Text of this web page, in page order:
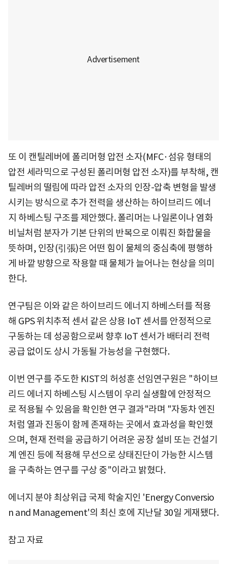
또 이 캔틸레버에 폴리머형 압전 소자(MFC·섬유 형태의
압전 세라믹으로 구성된 폴리머형 압전 소자)를 부착해, 캔
틸레버의 떨림에 따라 압전 소자의 인장-압축 변형을 발생
시키는 방식으로 추가 전력을 생산하는 하이브리드 에너
지 하베스팅 구조를 제안했다. 폴리머는 나일론이나 염화
비닐처럼 분자가 기본 단위의 반복으로 이뤄진 화합물을
뜻하며, 인장(引張)은 어떤 힘이 물체의 중심축에 평행하
게 바깥 방향으로 작용할 때 물체가 늘어나는 현상을 의미
한다.
연구팀은 이와 같은 하이브리드 에너지 하베스터를 적용
해 GPS 위치추적 센서 같은 상용 IoT 센서를 안정적으로
구동하는 데 성공함으로써 향후 IoT 센서가 배터리 전력
공급 없이도 상시 가동될 가능성을 구현했다.
이번 연구를 주도한 KIST의 허성훈 선임연구원은 "하이브
리드 에너지 하베스팅 시스템이 우리 실생활에 안정적으
로 적용될 수 있음을 확인한 연구 결과"라며 "자동차 엔진
처럼 열과 진동이 함께 존재하는 곳에서 효과성을 확인했
으며, 현재 전력을 공급하기 어려운 공장 설비 또는 건설기
계 엔진 등에 적용해 무선으로 상태진단이 가능한 시스템
을 구축하는 연구를 구상 중"이라고 밝혔다.
에너지 분야 최상위급 국제 학술지인 'Energy Conversio
n and Management'의 최신 호에 지난달 30일 게재됐다.
참고 자료